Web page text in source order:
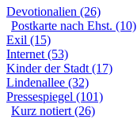
Devotionalien (26)
Postkarte nach Ehst. (10)
Exil (15)
Internet (53)
Kinder der Stadt (17)
Lindenallee (32)
Pressespiegel (101)
Kurz notiert (26)